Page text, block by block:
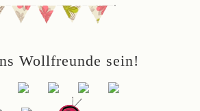
Wollfreunde sein!